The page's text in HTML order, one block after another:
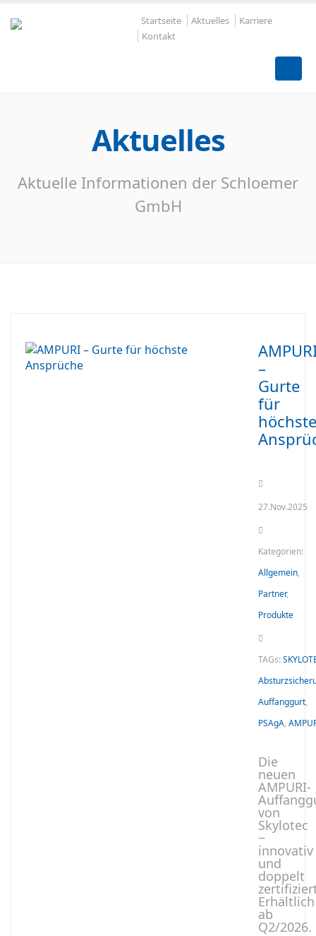
Startseite Aktuelles
Karriere
Kontakt
Aktuelles
Aktuelle Informationen der Schloemer
GmbH
–
Gurte
für
höchste
27.Nov.2025
Kategorien:
Allgemein,
Partner,
Produkte
TAGs:
Auffanggurt,
PSAgA,
Die
neuen
AMPURI-
von
Skylotec
‒
innovativ
und
doppelt
Erhältlich
ab
Q2/2026.